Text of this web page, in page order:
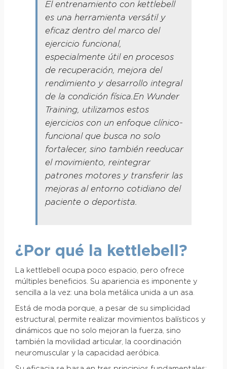
El entrenamiento con kettlebell
es una herramienta versátil y
eficaz dentro del marco del
ejercicio funcional,
especialmente útil en procesos
de recuperación, mejora del
rendimiento y desarrollo integral
de la condición física.En Wunder
Training, utilizamos estos
ejercicios con un enfoque clínico-
funcional que busca no solo
fortalecer, sino también reeducar
el movimiento, reintegrar
patrones motores y transferir las
mejoras al entorno cotidiano del
paciente o deportista.
¿Por qué la kettlebell?
La kettlebell ocupa poco espacio, pero ofrece
múltiples beneficios. Su apariencia es imponente y
sencilla a la vez: una bola metálica unida a un asa.
Está de moda porque, a pesar de su simplicidad
estructural, permite realizar movimientos balísticos y
dinámicos que no solo mejoran la fuerza, sino
también la movilidad articular, la coordinación
neuromuscular y la capacidad aeróbica.